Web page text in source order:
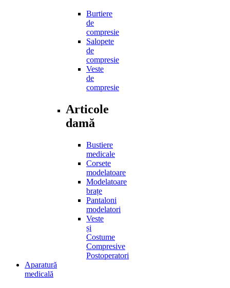
Burtiere
de
compresie
Salopete
de
compresie
Veste
de
compresie
Articole
damă
Bustiere
medicale
Corsete
modelatoare
Modelatoare
brațe
Pantaloni
modelatori
Veste
și
Costume
Compresive
Postoperatori
Aparatură
medicală